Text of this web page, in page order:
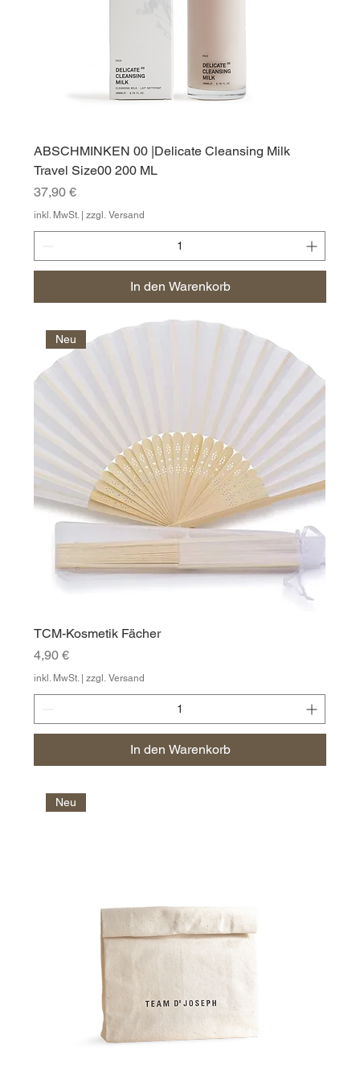
ABSCHMINKEN 00 |Delicate Cleansing Milk
Travel Size00 200 ML
Preis
37,90 €
inkl. MwSt. |zzgl. Versand
In den Warenkorb
Neu
TCM-Kosmetik Fächer
Preis
4,90 €
inkl. MwSt.|zzgl. Versand
In den Warenkorb
Neu